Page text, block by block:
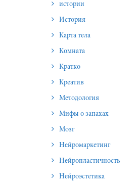
истории
История
Карта тела
Комната
Кратко
Креатив
Методология
Мифы о запахах
Мозг
Нейромаркетинг
Нейропластичность
Нейроэстетика